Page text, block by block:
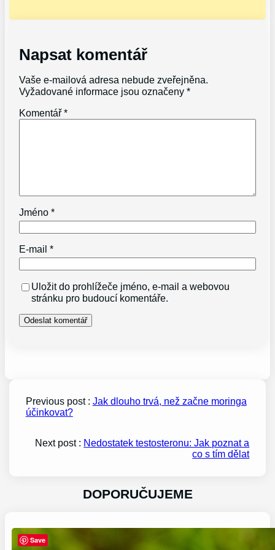
Napsat komentář
Vaše e-mailová adresa nebude zveřejněna.
Vyžadované informace jsou označeny*
Komentář*
Jméno*
E-mail*
Uložit do prohlížeče jméno, e-mail a webovou
stránku pro budoucí komentáře.
Previous post : Jak dlouho trvá, než začne moringa
účinkovat?
Next post : Nedostatek testosteronu: Jak poznat a
co s tím dělat
DOPORUČUJEME
Save